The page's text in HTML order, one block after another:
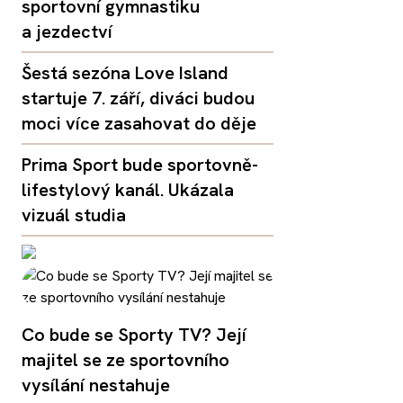
sportovní gymnastiku
a jezdectví
Šestá sezóna Love Island
startuje 7. září, diváci budou
moci více zasahovat do děje
Prima Sport bude sportovně-
lifestylový kanál. Ukázala
vizuál studia
Co bude se Sporty TV? Její
majitel se ze sportovního
vysílání nestahuje